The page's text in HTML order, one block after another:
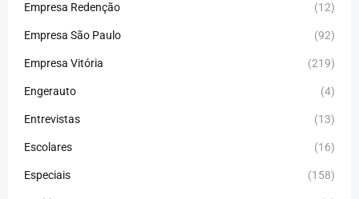
Empresa Redenção (12)
Empresa São Paulo (92)
Empresa Vitória (219)
Engerauto (4)
Entrevistas (13)
Escolares (16)
Especiais (158)